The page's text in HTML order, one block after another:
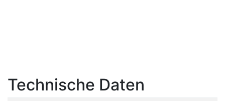
Technische Daten